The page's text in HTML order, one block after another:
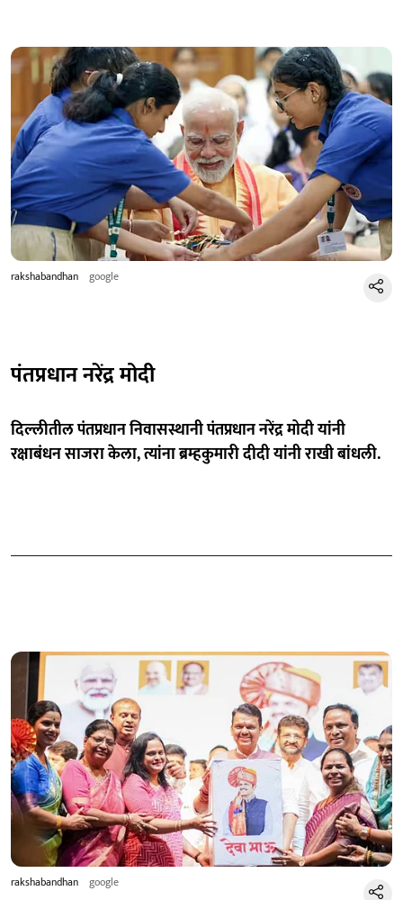
rakshabandhan google
पंतप्रधान नरेंद्र मोदी
दिल्लीतील पंतप्रधान निवासस्थानी पंतप्रधान नरेंद्र मोदी यांनी
रक्षाबंधन साजरा केला, त्यांना ब्रम्हकुमारी दीदी यांनी राखी बांधली.
rakshabandhan google